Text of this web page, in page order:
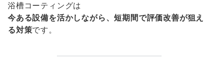
浴槽コーティングは
今ある設備を活かしながら、短期間で評価改善が狙え
る対策です。